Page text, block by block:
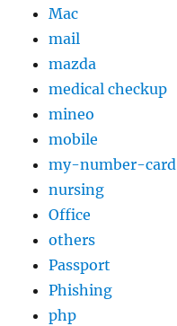
Mac
mail
mazda
medical checkup
mineo
mobile
my-number-card
nursing
Office
others
Passport
Phishing
php